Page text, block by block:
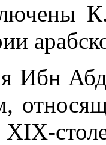
Ибн
XIX-